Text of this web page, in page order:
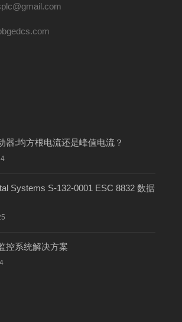
器:均方根电流还是峰值电流？
Systems S-132-0001 ESC 8832 数据
控系统解决方案